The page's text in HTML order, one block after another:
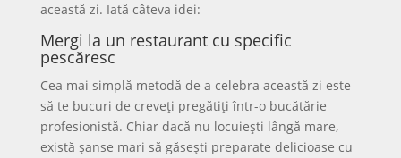
această zi. Iată câteva idei:
Mergi la un restaurant cu specific
pescăresc
Cea mai simplă metodă de a celebra această zi este
să te bucuri de creveți pregătiți într-o bucătărie
profesionistă. Chiar dacă nu locuiești lângă mare,
există șanse mari să găsești preparate delicioase cu